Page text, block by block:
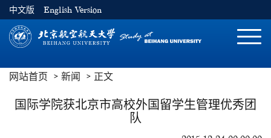
中文版 English Version
切
网站首页 新闻 正文
国际学院获北京市高校外国留学生管理优秀团
队